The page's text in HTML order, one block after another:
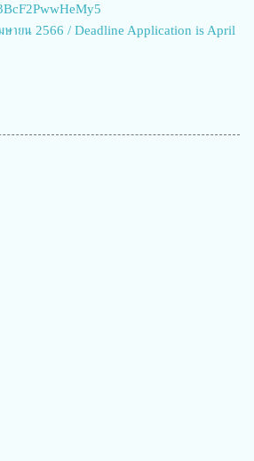
ษายน 2566 / Deadline Application is April